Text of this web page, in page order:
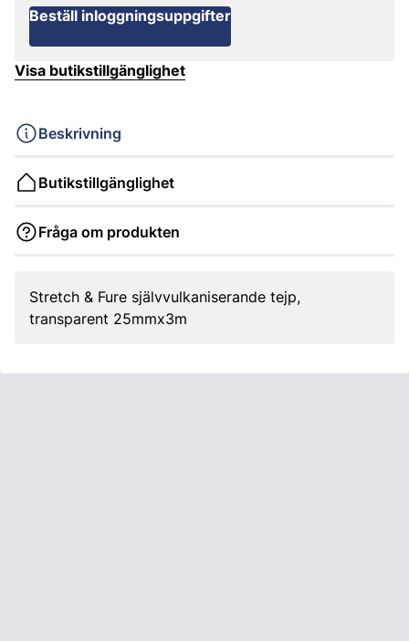
Beställ inloggningsuppgifter
Visa butikstillgänglighet
Beskrivning
Butikstillgänglighet
Fråga om produkten
Stretch & Fure självvulkaniserande tejp,
transparent 25mmx3m